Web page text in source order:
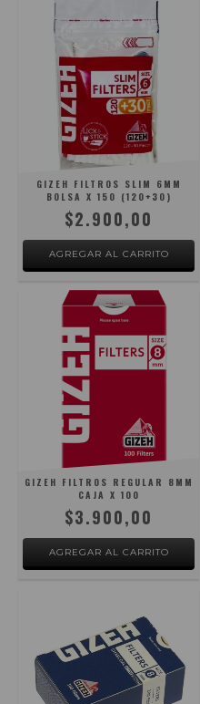
GIZEH FILTROS SLIM 6MM
BOLSA X 150 (120+30)
$2.900,00
GIZEH FILTROS REGULAR 8MM
CAJA X 100
$3.900,00